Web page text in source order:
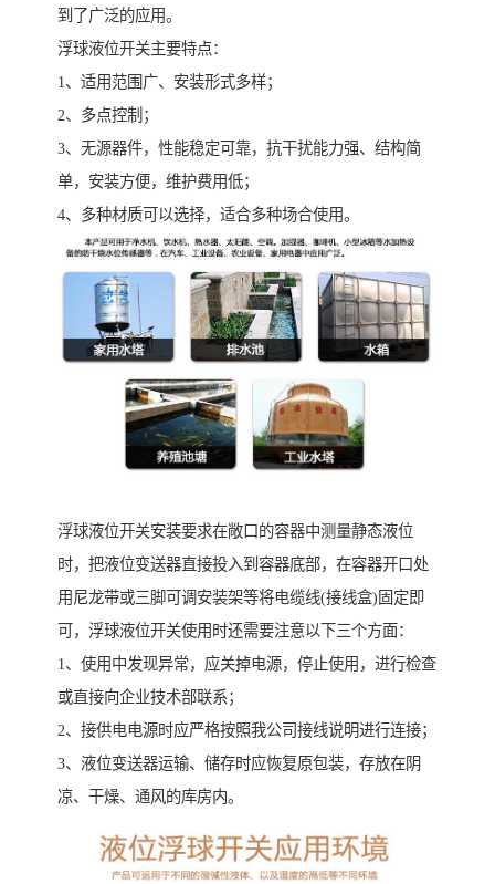
到了广泛的应用。
浮球液位开关主要特点：
1、适用范围广、安装形式多样；
2、多点控制；
3、无源器件，性能稳定可靠，抗干扰能力强、结构简
单，安装方便，维护费用低；
4、多种材质可以选择，适合多种场合使用。
浮球液位开关安装要求在敞口的容器中测量静态液位
时，把液位变送器直接投入到容器底部，在容器开口处
用尼龙带或三脚可调安装架等将电缆线(接线盒)固定即
可，浮球液位开关使用时还需要注意以下三个方面：
1、使用中发现异常，应关掉电源，停止使用，进行检查
或直接向企业技术部联系；
2、接供电电源时应严格按照我公司接线说明进行连接；
3、液位变送器运输、储存时应恢复原包装，存放在阴
凉、干燥、通风的库房内。